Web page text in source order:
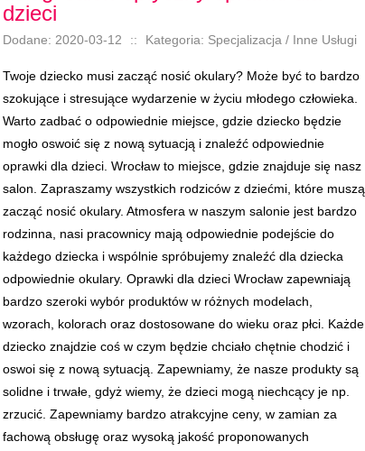
dzieci
Dodane: 2020-03-12 :: Kategoria: Specjalizacja / Inne Usługi
Twoje dziecko musi zacząć nosić okulary? Może być to bardzo
szokujące i stresujące wydarzenie w życiu młodego człowieka.
Warto zadbać o odpowiednie miejsce, gdzie dziecko będzie
mogło oswoić się z nową sytuacją i znaleźć odpowiednie
oprawki dla dzieci. Wrocław to miejsce, gdzie znajduje się nasz
salon. Zapraszamy wszystkich rodziców z dziećmi, które muszą
zacząć nosić okulary. Atmosfera w naszym salonie jest bardzo
rodzinna, nasi pracownicy mają odpowiednie podejście do
każdego dziecka i wspólnie spróbujemy znaleźć dla dziecka
odpowiednie okulary. Oprawki dla dzieci Wrocław zapewniają
bardzo szeroki wybór produktów w różnych modelach,
wzorach, kolorach oraz dostosowane do wieku oraz płci. Każde
dziecko znajdzie coś w czym będzie chciało chętnie chodzić i
oswoi się z nową sytuacją. Zapewniamy, że nasze produkty są
solidne i trwałe, gdyż wiemy, że dzieci mogą niechcący je np.
zrzucić. Zapewniamy bardzo atrakcyjne ceny, w zamian za
fachową obsługę oraz wysoką jakość proponowanych